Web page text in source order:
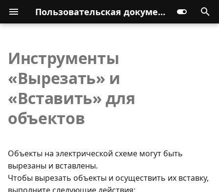
Пользовательская документация
Инструменты
«Вырезать» и
«Вставить» для
объектов
Объекты на электрической схеме могут быть
вырезаны и вставлены.
Чтобы вырезать объекты и осуществить их вставку,